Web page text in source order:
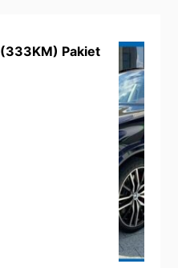
Pakiet